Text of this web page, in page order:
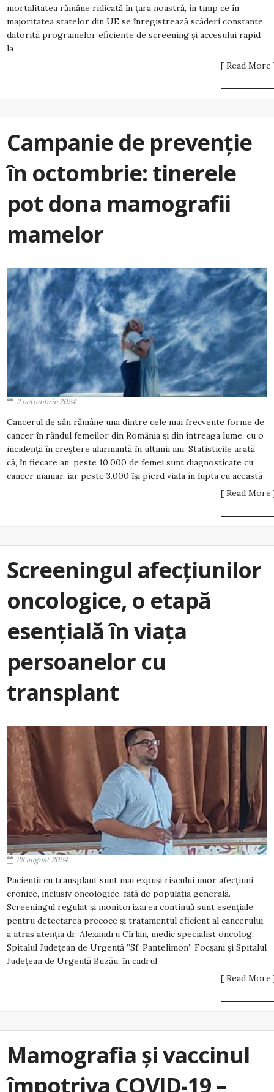
mortalitatea rămâne ridicată în țara noastră, în timp ce în
majoritatea statelor din UE se înregistrează scăderi constante,
datorită programelor eficiente de screening și accesului rapid
la
[ Read More
Campanie de prevenție
în octombrie: tinerele
pot dona mamografii
mamelor
2 octombrie 2024
Cancerul de sân rămâne una dintre cele mai frecvente forme de
cancer în rândul femeilor din România și din întreaga lume, cu o
incidență în creștere alarmantă în ultimii ani. Statisticile arată
că, în fiecare an, peste 10.000 de femei sunt diagnosticate cu
cancer mamar, iar peste 3.000 își pierd viața în lupta cu această
[ Read More
Screeningul afecțiunilor
oncologice, o etapă
esențială în viața
persoanelor cu
transplant
28 august 2024
Pacienții cu transplant sunt mai expuși riscului unor afecțiuni
cronice, inclusiv oncologice, față de populația generală.
Screeningul regulat și monitorizarea continuă sunt esențiale
pentru detectarea precoce și tratamentul eficient al cancerului,
a atras atenția dr. Alexandru Cîrlan, medic specialist oncolog,
Spitalul Județean de Urgență ”Sf. Pantelimon” Focșani și Spitalul
Județean de Urgență Buzău, în cadrul
[ Read More
Mamografia și vaccinul
împotriva COVID-19 –